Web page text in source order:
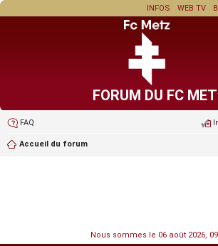
WEB TV
INFOS
FORUM DU FC
FAQ
Accueil du forum
Nous sommes le 06 août 2026,